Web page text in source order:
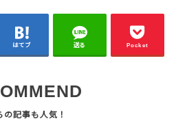
はてブ 送る Pocket